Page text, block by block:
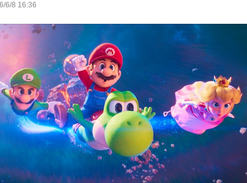
6/8 16:36